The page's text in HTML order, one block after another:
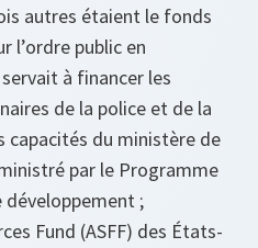
autres étaient le fonds
l’ordre public en
à financer les
de la police et de la
capacités du ministère de
par le Programme
développement ;
Fund (ASFF) des États-